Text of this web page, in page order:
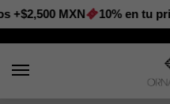
MXN 10% en tu